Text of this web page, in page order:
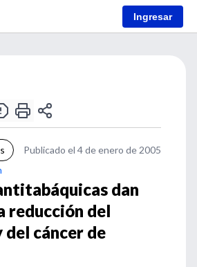
Ingresar
Publicado el 4 de enero de 2005
dan
reducción del
del cáncer de